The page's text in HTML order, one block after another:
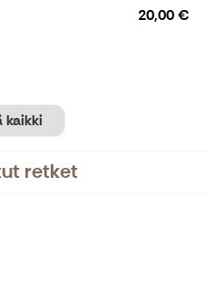
20,00 €
kaikki
retket